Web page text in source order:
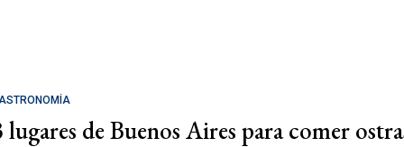
lugares de Buenos Aires para comer